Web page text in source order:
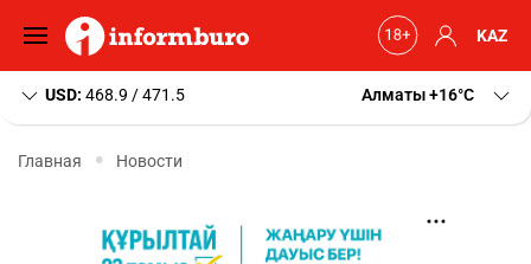
KAZ
USD: 468.9 / 471.5 Алматы+16 C
Главная Новости